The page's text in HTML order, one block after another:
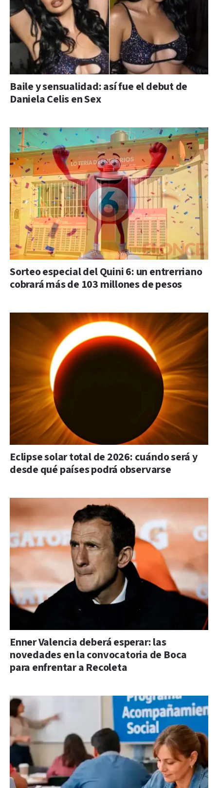
Baile y sensualidad: así fue el debut de
Daniela Celis en Sex
Sorteo especial del Quini 6: un entrerriano
cobrará más de 103 millones de pesos
Eclipse solar total de 2026: cuándo será y
desde qué países podrá observarse
Enner Valencia deberá esperar: las
novedades en la convocatoria de Boca
para enfrentar a Recoleta